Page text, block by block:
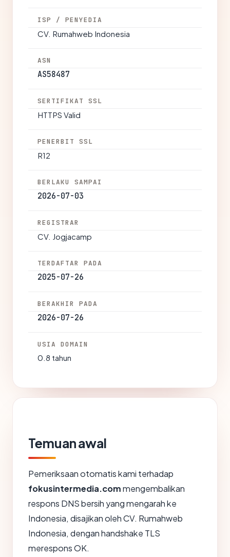
ISP / PENYEDIA
CV. Rumahweb Indonesia
ASN
AS58487
SERTIFIKAT SSL
HTTPS Valid
PENERBIT SSL
R12
BERLAKU SAMPAI
2026-07-03
REGISTRAR
CV. Jogjacamp
TERDAFTAR PADA
2025-07-26
BERAKHIR PADA
2026-07-26
USIA DOMAIN
0.8 tahun
Temuan awal
Pemeriksaan otomatis kami terhadap
fokusintermedia.commengembalikan
respons DNS bersih yang mengarah ke
Indonesia, disajikan oleh CV. Rumahweb
Indonesia, dengan handshake TLS
merespons OK.